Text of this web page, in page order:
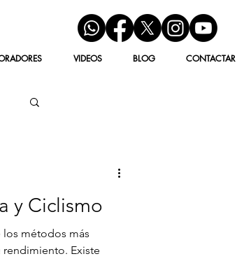
VIDEOS BLOG CONTACTAR
y Ciclismo
los métodos más
rendimiento. Existe